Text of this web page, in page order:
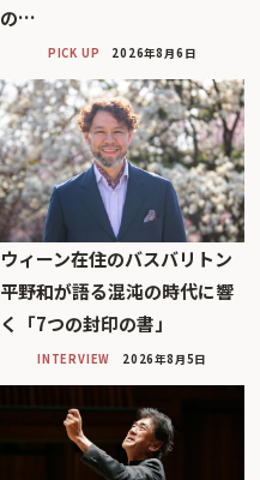
の…
PICK UP 2026年8月6日
ウィーン在住のバスバリトン
平野和が語る混沌の時代に響
く「7つの封印の書」
INTERVIEW 2026年8月5日